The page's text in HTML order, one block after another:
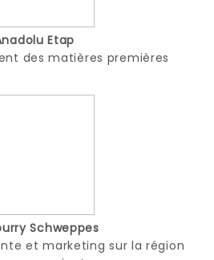
Etap
des matières premières
Schweppes
et marketing sur la région